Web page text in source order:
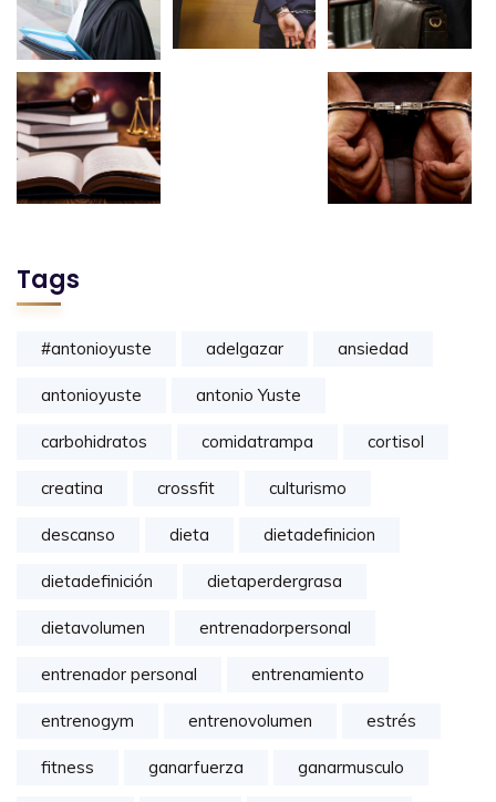
Tags
#antonioyuste adelgazar ansiedad
antonioyuste antonio Yuste
carbohidratos comidatrampa cortisol
creatina crossfit culturismo
descanso dieta dietadefinicion
dietadefinición dietaperdergrasa
dietavolumen entrenadorpersonal
entrenador personal entrenamiento
entrenogym entrenovolumen estrés
fitness ganarfuerza ganarmusculo